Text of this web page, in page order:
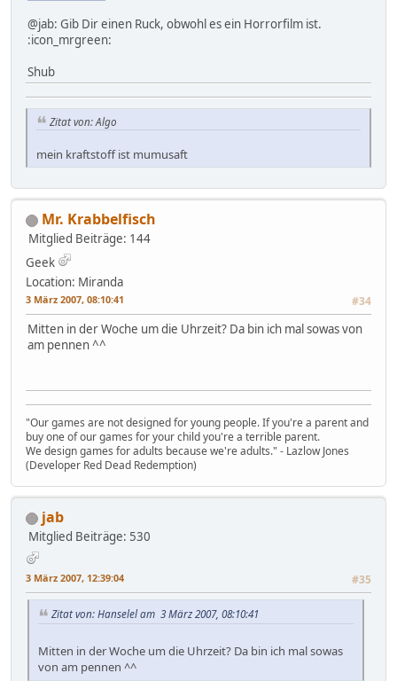
@jab: Gib Dir einen Ruck, obwohl es ein Horrorfilm ist.
:icon_mrgreen:
Shub
Zitat von: Algo
mein kraftstoff ist mumusaft
Mr. Krabbelfisch
Mitglied Beiträge: 144
Geek
Location: Miranda
3 März 2007, 08:10:41 #34
Mitten in der Woche um die Uhrzeit? Da bin ich mal sowas von
am pennen ^^
"Our games are not designed for young people. If you're a parent and
buy one of our games for your child you're a terrible parent.
We design games for adults because we're adults." - Lazlow Jones
(Developer Red Dead Redemption)
jab
Mitglied Beiträge: 530
3 März 2007, 12:39:04 #35
Zitat von: Hanselel am 3 März 2007, 08:10:41
Mitten in der Woche um die Uhrzeit? Da bin ich mal sowas
von am pennen ^^